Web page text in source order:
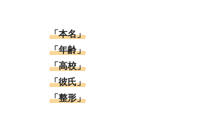
「本名」
「年齢」
「高校」
「彼氏」
「整形」